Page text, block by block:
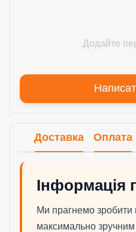
Додайте
Доставка Оплата
Інформація
Ми прагнемо зробити
максимально